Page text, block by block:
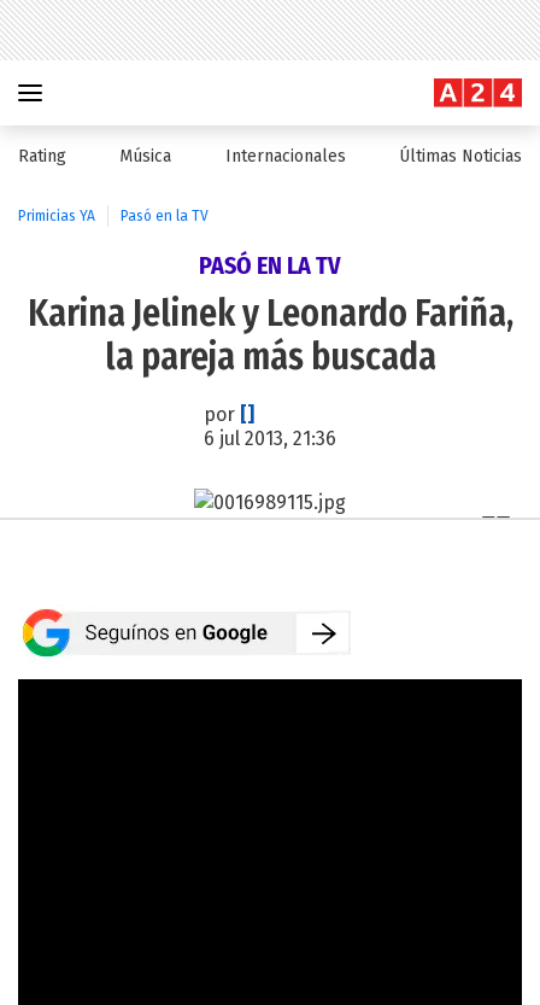
Rating Música Internacionales Últimas Noticias
Primicias YA Pasó en la TV
PASÓ EN LA TV
Karina Jelinek y Leonardo Fariña,
la pareja más buscada
por []
6 jul 2013, 21:36